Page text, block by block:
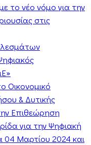
το νέο νόμο για την
στις
Οικονομικό
& Δυτικής
Επιθεώρηση
για την Ψηφιακή
Μαρτίου 2024 και